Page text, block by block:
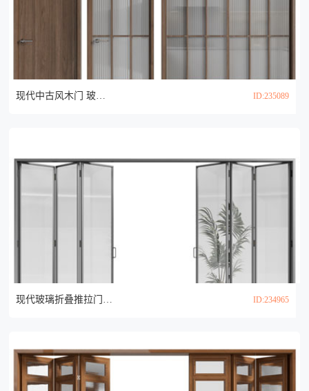
现代中古风木门 玻璃门 推拉门 房门3d模型 ID:235089
现代玻璃折叠推拉门3d模型 ID:234965